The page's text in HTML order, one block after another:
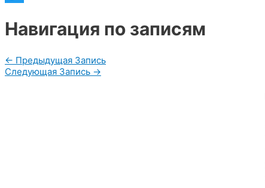
Навигация по записям
← Предыдущая Запись
Следующая Запись →